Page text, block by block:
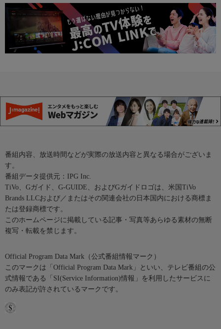
番組内容、放送時間などが実際の放送内容と異なる場合がございま
す。
番組データ提供元：IPG Inc.
TiVo、Gガイド、G-GUIDE、およびGガイドロゴは、米国TiVo
Brands LLCおよび／またはその関連会社の日本国内における商標ま
たは登録商標です。
このホームページに掲載している記事・写真等あらゆる素材の無断
複写・転載を禁じます。
Official Program Data Mark（公式番組情報マーク）
このマークは「Official Program Data Mark」といい、テレビ番組の公
式情報である「SI(Service Information)情報」を利用したサービスに
のみ表記が許されているマークです。